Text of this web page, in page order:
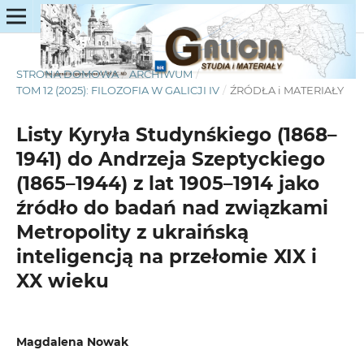
STRONA DOMOWA / ARCHIWUM /
TOM 12 (2025): FILOZOFIA W GALICJI IV / ŹRÓDŁA i MATERIAŁY
Listy Kyryła Studynśkiego (1868–
1941) do Andrzeja Szeptyckiego
(1865–1944) z lat 1905–1914 jako
źródło do badań nad związkami
Metropolity z ukraińską
inteligencją na przełomie XIX i
XX wieku
Magdalena Nowak